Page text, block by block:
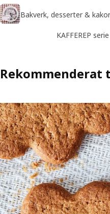
Bakverk, desserter & kakor
KAFFEREP serie
Rekommenderat